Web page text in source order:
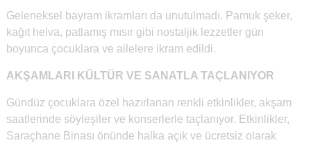
Geleneksel bayram ikramları da unutulmadı. Pamuk şeker,
kağıt helva, patlamış mısır gibi nostaljik lezzetler gün
boyunca çocuklara ve ailelere ikram edildi.
AKŞAMLARI KÜLTÜR VE SANATLA TAÇLANIYOR
Gündüz çocuklara özel hazırlanan renkli etkinlikler, akşam
saatlerinde söyleşiler ve konserlerle taçlanıyor. Etkinlikler,
Saraçhane Binası önünde halka açık ve ücretsiz olarak